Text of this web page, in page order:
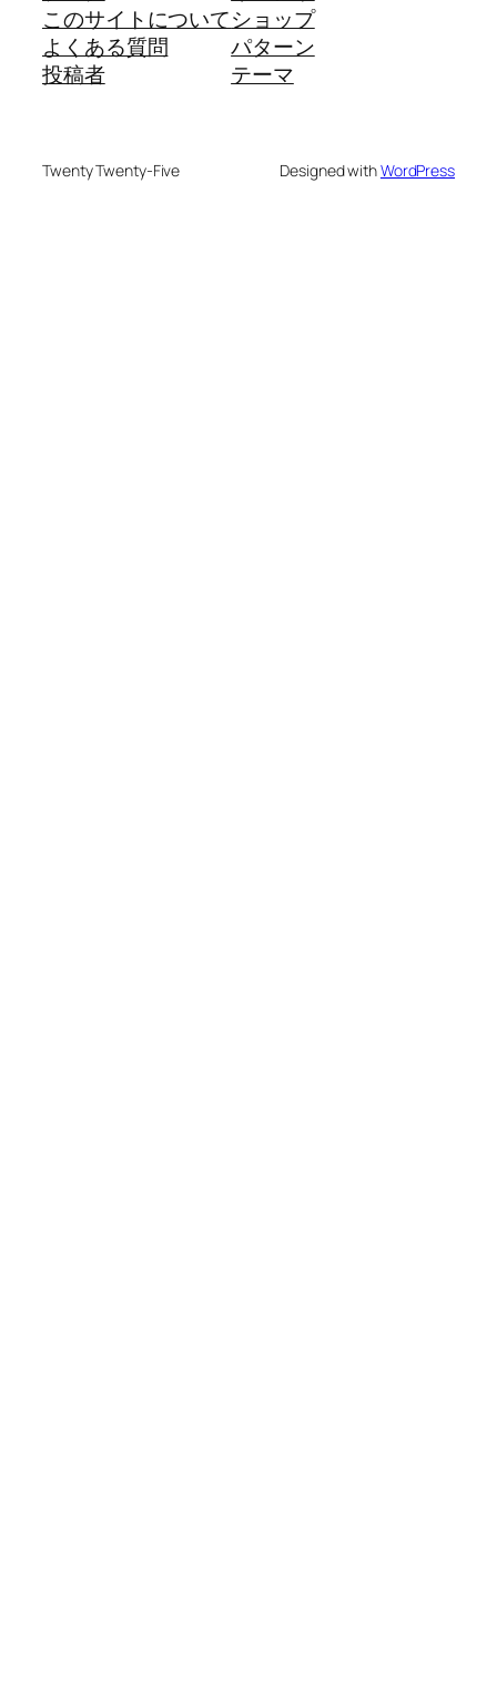
このサイトについて
よくある質問
投稿者
ショップ
パターン
テーマ
Twenty Twenty-Five Designed withWordPress